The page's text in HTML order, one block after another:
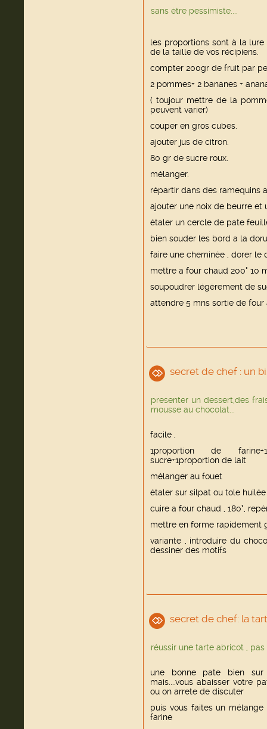
sans étre pessimiste....
les proportions sont à la
de la taille de vos récipiens.
compter 200gr de fruit par
2 pommes+ 2 bananes +
( toujour mettre de la
peuvent varier)
couper en gros cubes.
ajouter jus de citron.
80 gr de sucre roux.
mélanger.
répartir dans des ramequins
ajouter une noix de beurre
étaler un cercle de pate
bien souder les bord a la
faire une cheminée , dorer le
mettre a four chaud 200° 10
soupoudrer légèrement de
attendre 5 mns sortie de four
secret de chef : un
presenter un dessert,des
mousse au chocolat...
facile ,
1proportion de
sucre+1proportion de lait
mélanger au fouet
étaler sur silpat ou tole huilée
cuire a four chaud , 180°,
mettre en forme rapidement
variante , introduire du
dessiner des motifs
secret de chef: la
réussir une tarte abricot , pas
une bonne pate bien
mais....vous abaisser votre
ou on arrete de discuter
puis vous faites un
farine